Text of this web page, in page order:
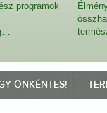
programok
ÖNKÉNTES!